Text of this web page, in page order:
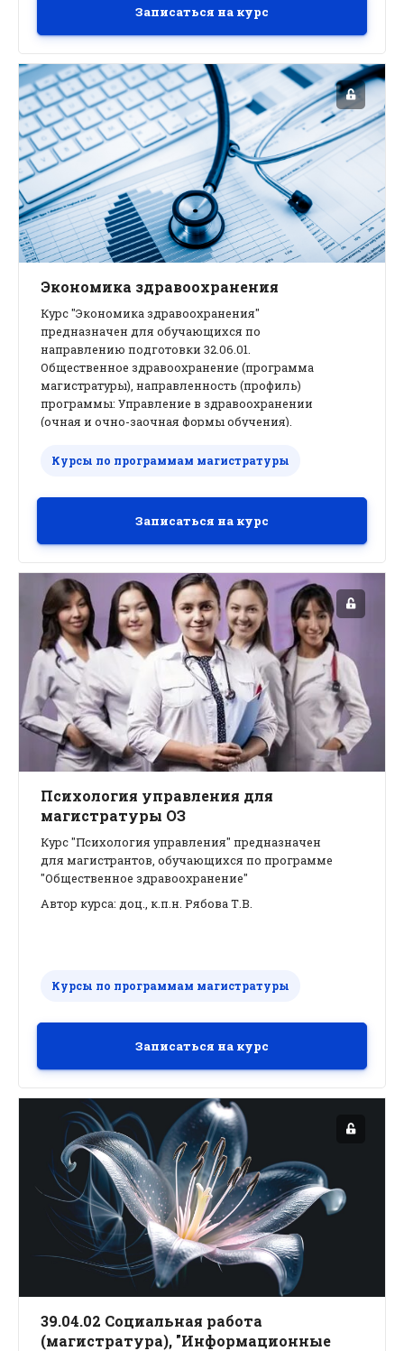
Записаться на курс
Экономика здравоохранения
Курс "Экономика здравоохранения"
предназначен для обучающихся по
направлению подготовки 32.06.01.
Общественное здравоохранение (программа
магистратуры), направленность (профиль)
программы: Управление в здравоохранении
(очная и очно-заочная формы обучения).
Курсы по программам магистратуры
Записаться на курс
Психология управления для
магистратуры ОЗ
Курс "Психология управления" предназначен
для магистрантов, обучающихся по программе
"Общественное здравоохранение"
Автор курса: доц., к.п.н. Рябова Т.В.
Курсы по программам магистратуры
Записаться на курс
39.04.02 Социальная работа
(магистратура), "Информационные